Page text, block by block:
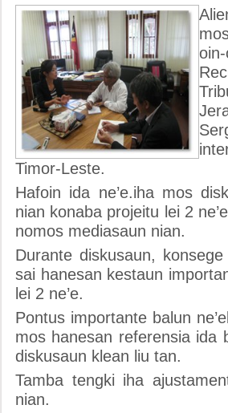
Timor-Leste.
Hafoin ida ne’e.iha mos
nian konaba projeitu lei 2
nomos mediasaun nian.
Durante diskusaun,
sai hanesan kestaun
lei 2 ne’e.
Pontus importante balun
mos hanesan referensia ida
diskusaun klean liu tan.
Tamba tengki iha
nian.